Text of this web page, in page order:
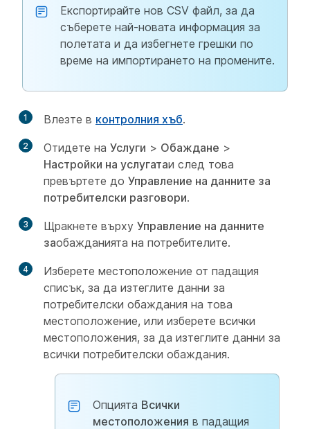
Експортирайте нов CSV файл, за да
съберете най-новата информация за
полетата и да избегнете грешки по
време на импортирането на промените.
1 Влезте в контролния хъб.
2 Отидете на Услуги > Обаждане >
Настройки на услугатаи след това
превъртете до Управление на данните за
потребителски разговори.
3 Щракнете върху Управление на данните
заобажданията на потребителите.
4
Изберете местоположение от падащия
списък, за да изтеглите данни за
потребителски обаждания на това
местоположение, или изберете всички
местоположения, за да изтеглите данни за
всички потребителски обаждания.
Опцията Всички
местоположения в падащия